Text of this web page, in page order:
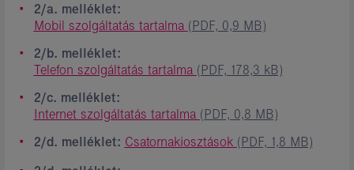
2/a. melléklet:
Mobil szolgáltatás tartalma (PDF, 0,9 MB)
2/b. melléklet:
Telefon szolgáltatás tartalma (PDF, 178,3 kB)
2/c. melléklet:
Internet szolgáltatás tartalma (PDF, 0,8 MB)
2/d. melléklet: Csatornakiosztások (PDF, 1,8 MB)